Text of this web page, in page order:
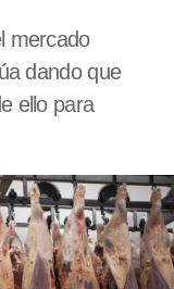
mercado
dando que
ello para